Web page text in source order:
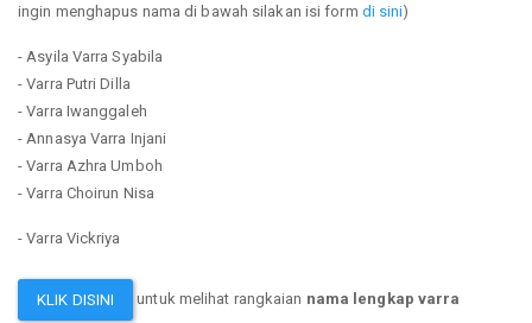
ingin menghapus nama di bawah silakan isi form di sini)
- Asyila Varra Syabila
- Varra Putri Dilla
- Varra Iwanggaleh
- Annasya Varra Injani
- Varra Azhra Umboh
- Varra Choirun Nisa
- Varra Vickriya
KLIK DISINI untuk melihat rangkaian nama lengkap varra